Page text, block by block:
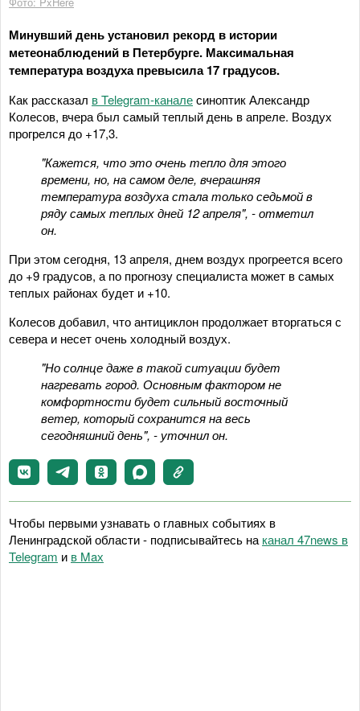
Минувший день установил рекорд в истории
метеонаблюдений в Петербурге. Максимальная
температура воздуха превысила 17 градусов.
Как рассказал в Telegram-каналесиноптик Александр
Колесов, вчера был самый теплый день в апреле. Воздух
прогрелся до +17,3.
"Кажется, что это очень тепло для этого
времени, но, на самом деле, вчерашняя
температура воздуха стала только седьмой в
ряду самых теплых дней 12 апреля", - отметил
он.
При этом сегодня, 13 апреля, днем воздух прогреется всего
до +9 градусов, а по прогнозу специалиста может в самых
теплых районах будет и +10.
Колесов добавил, что антициклон продолжает вторгаться с
севера и несет очень холодный воздух.
"Но солнце даже в такой ситуации будет
нагревать город. Основным фактором не
комфортности будет сильный восточный
ветер, который сохранится на весь
сегодняшний день", - уточнил он.
Чтобы первыми узнавать о главных событиях в
Ленинградской области - подписывайтесь на канал 47news в
Telegram и в Maх